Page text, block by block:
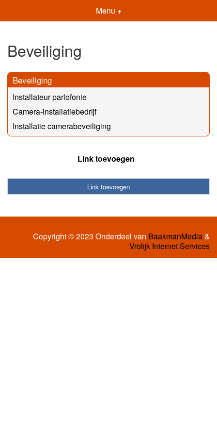
Menu +
Beveiliging
Beveiliging
Installateur parlofonie
Camera-installatiebedrijf
Installatie camerabeveiliging
Link toevoegen
Link toevoegen
Copyright © 2023 Onderdeel van BaakmanMedia&
Vrolijk Internet Services